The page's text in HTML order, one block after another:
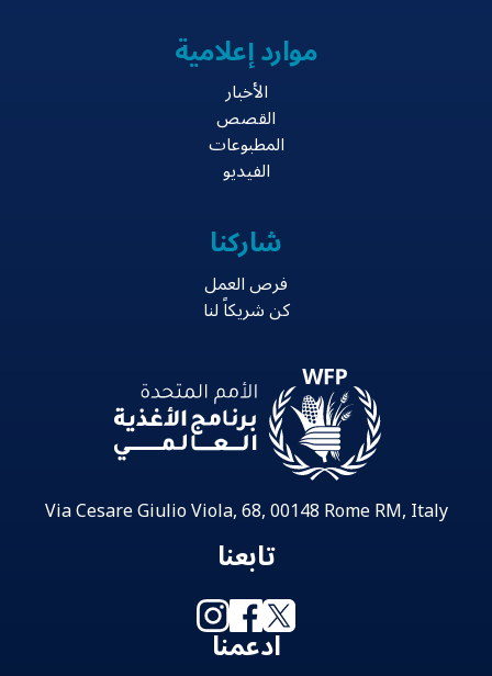
موارد إعلامية
الأخبار
القصص
المطبوعات
الفيديو
شاركنا
فرص العمل
كن شريكاً لنا
Via Cesare Giulio Viola, 68, 00148 Rome RM, Italy
تابعنا
ادعمنا